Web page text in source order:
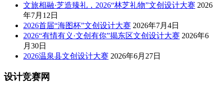
文旅相融·芝造臻礼，2026“林芝礼物”文创设计大赛 2026
年7月12日
2026首届“海图杯”文创设计大赛 2026年7月4日
2026“有情有义·文创有你”揭东区文创设计大赛 2026年6
月30日
2026温泉县文创设计大赛 2026年6月27日
设计竞赛网